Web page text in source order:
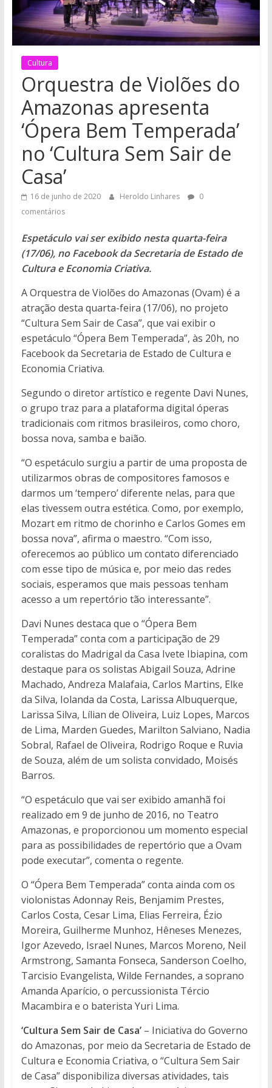
Cultura
Orquestra de Violões do
Amazonas apresenta
‘Ópera Bem Temperada’
no ‘Cultura Sem Sair de
Casa’
16 de junho de 2020 Heroldo Linhares
0
comentários
Espetáculo vai ser exibido nesta quarta-feira
(17/06), no Facebook da Secretaria de Estado de
Cultura e Economia Criativa.
A Orquestra de Violões do Amazonas (Ovam) é a
atração desta quarta-feira (17/06), no projeto
“Cultura Sem Sair de Casa”, que vai exibir o
espetáculo “Ópera Bem Temperada”, às 20h, no
Facebook da Secretaria de Estado de Cultura e
Economia Criativa.
Segundo o diretor artístico e regente Davi Nunes,
o grupo traz para a plataforma digital óperas
tradicionais com ritmos brasileiros, como choro,
bossa nova, samba e baião.
“O espetáculo surgiu a partir de uma proposta de
utilizarmos obras de compositores famosos e
darmos um ‘tempero’ diferente nelas, para que
elas tivessem outra estética. Como, por exemplo,
Mozart em ritmo de chorinho e Carlos Gomes em
bossa nova”, afirma o maestro. “Com isso,
oferecemos ao público um contato diferenciado
com esse tipo de música e, por meio das redes
sociais, esperamos que mais pessoas tenham
acesso a um repertório tão interessante”.
Davi Nunes destaca que o “Ópera Bem
Temperada” conta com a participação de 29
coralistas do Madrigal da Casa Ivete Ibiapina, com
destaque para os solistas Abigail Souza, Adrine
Machado, Andreza Malafaia, Carlos Martins, Elke
da Silva, Iolanda da Costa, Larissa Albuquerque,
Larissa Silva, Lílian de Oliveira, Luiz Lopes, Marcos
de Lima, Marden Guedes, Marilton Salviano, Nadia
Sobral, Rafael de Oliveira, Rodrigo Roque e Ruvia
de Souza, além de um solista convidado, Moisés
Barros.
“O espetáculo que vai ser exibido amanhã foi
realizado em 9 de junho de 2016, no Teatro
Amazonas, e proporcionou um momento especial
para as possibilidades de repertório que a Ovam
pode executar”, comenta o regente.
O “Ópera Bem Temperada” conta ainda com os
violonistas Adonnay Reis, Benjamim Prestes,
Carlos Costa, Cesar Lima, Elias Ferreira, Ézio
Moreira, Guilherme Munhoz, Hêneses Menezes,
Igor Azevedo, Israel Nunes, Marcos Moreno, Neil
Armstrong, Samanta Fonseca, Sanderson Coelho,
Tarcisio Evangelista, Wilde Fernandes, a soprano
Amanda Aparício, o percussionista Tércio
Macambira e o baterista Yuri Lima.
‘Cultura Sem Sair de Casa’– Iniciativa do Governo
do Amazonas, por meio da Secretaria de Estado de
Cultura e Economia Criativa, o “Cultura Sem Sair
de Casa” disponibiliza diversas atividades, tais